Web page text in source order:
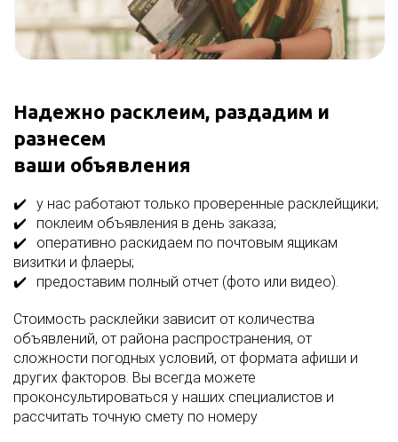
Надежно расклеим, раздадим и
разнесем
ваши объявления​​​​​​​
у нас работают только проверенные расклейщики;
поклеим объявления в день заказа;
оперативно раскидаем по почтовым ящикам
визитки и флаеры;
предоставим полный отчет (фото или видео).
Стоимость расклейки зависит от количества
объявлений, от района распространения, от
сложности погодных условий, от формата афиши и
других факторов. Вы всегда можете
проконсультироваться у наших специалистов и
рассчитать точную смету по номеру